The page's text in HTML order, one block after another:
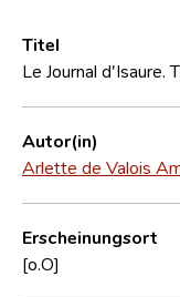
Häufige Fragen
CNL
Forschungsgruppe
Kontakt
Titel
Le Journal d'Isaure.
Autor(in)
Arlette de Valois
Erscheinungsort
[o.O]